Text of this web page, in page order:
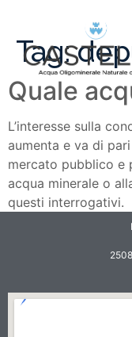
Tag:
Quale
L’interesse sulla
aumenta e va di
mercato pubblico e
acqua minerale o
questi interrogativi.